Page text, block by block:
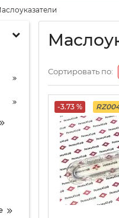
Сортировать по:
-3.73 %